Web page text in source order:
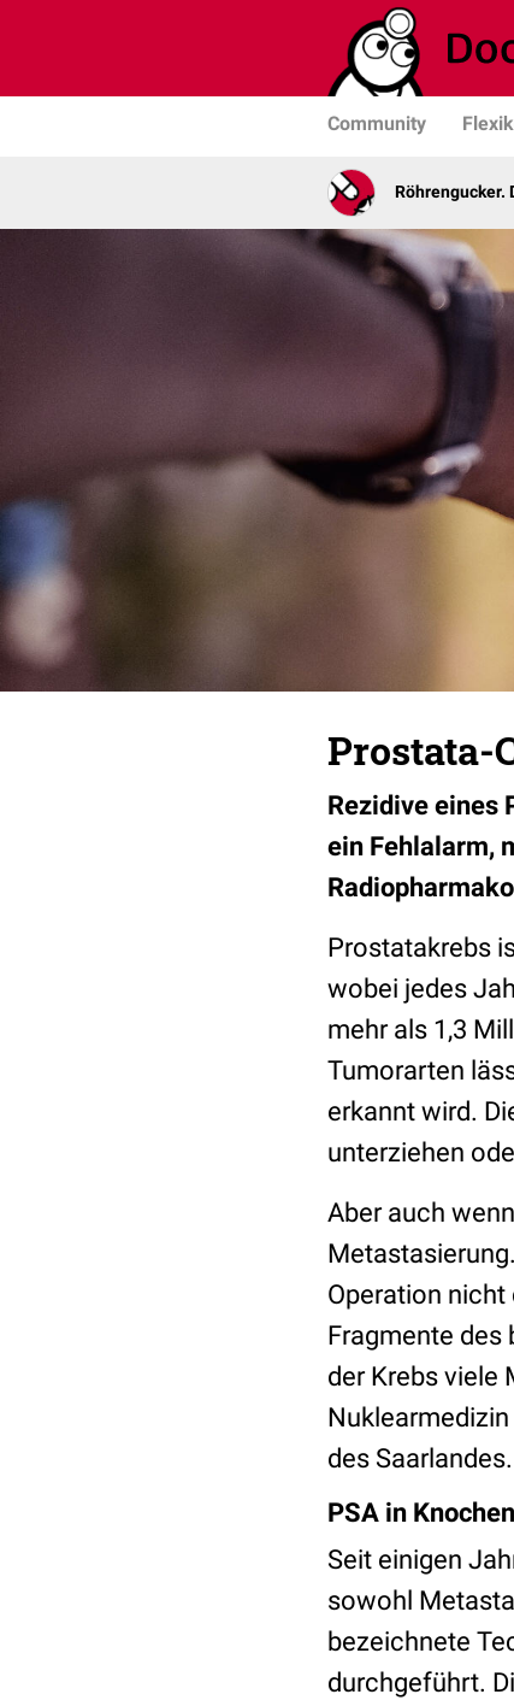
Community
Röhrengucker.
Prostata-
Rezidive eines
ein Fehlalarm,
Prostatakrebs
wobei jedes
mehr als 1,3
Tumorarten
erkannt wird.
unterziehen
Aber auch
Operation
Fragmente des
der Krebs viele
des Saarlandes.
PSA in
Seit einigen
sowohl
bezeichnete
durchgeführt.